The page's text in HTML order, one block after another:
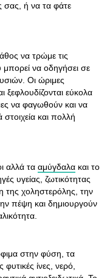
σας, ή να τα φάτε
να τρώμε τις
να οδηγήσει σε
Οι ώριμες
ξεφλουδίζονται εύκολα
να φαγωθούν και να
και πολλή
αλλά τα αμύγδαλα και το
υγείας, ζωτικότητας
της χοληστερόλης, την
πέψη και δημιουργούν
στην φύση, τα
ίνες, νερό,